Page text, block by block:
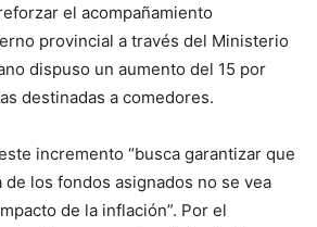
el acompañamiento
provincial a través del Ministerio
dispuso un aumento del 15 por
destinadas a comedores.
incremento “busca garantizar que
los fondos asignados no se vea
de la inflación”. Por el